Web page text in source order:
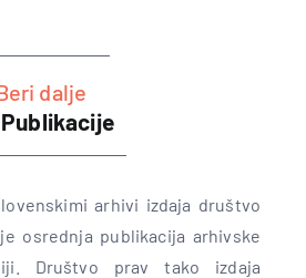
dalje
Publikacije
arhivi izdaja društvo
osrednja publikacija arhivske
Društvo prav tako izdaja